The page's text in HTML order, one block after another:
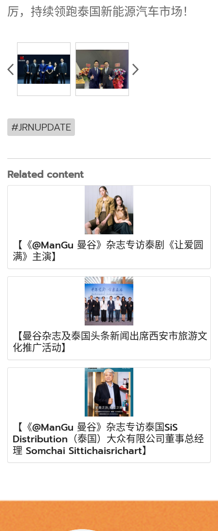
厉，持续领跑泰国新能源汽车市场！
#JRNUPDATE
Related content
【《@ManGu 曼谷》杂志专访泰剧《让爱圆
满》主演】
【曼谷杂志及泰国头条新闻出席西安市旅游文
化推广活动】
【《@ManGu 曼谷》杂志专访泰国SiS
Distribution（泰国）大众有限公司董事总经
理 Somchai Sittichaisrichart】